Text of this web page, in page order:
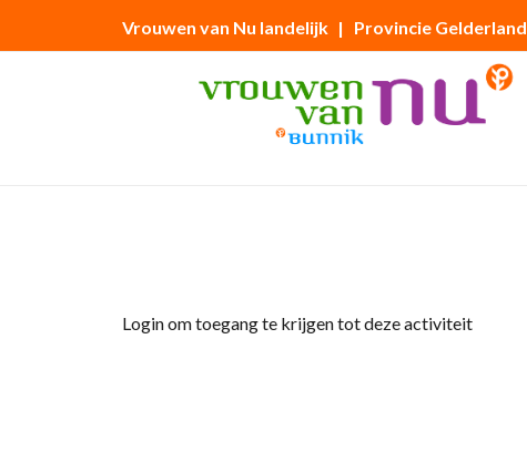
Vrouwen van Nu landelijk | Provincie Gelderland
Login om toegang te krijgen tot deze activiteit